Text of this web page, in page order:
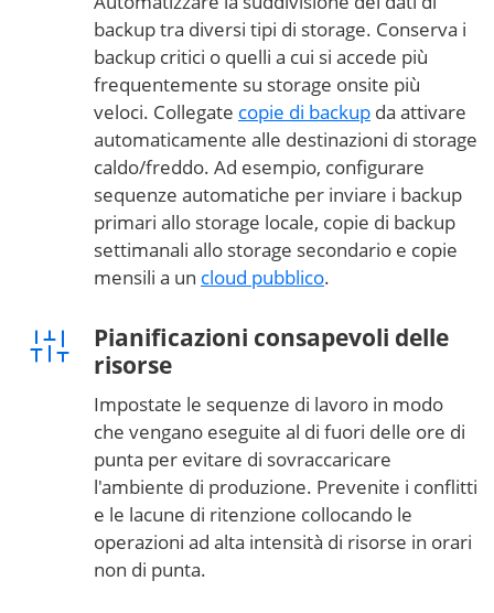
backup tra diversi tipi di storage. Conserva i
backup critici o quelli a cui si accede più
frequentemente su storage onsite più
veloci. Collegate copie di backup da attivare
automaticamente alle destinazioni di storage
caldo/freddo. Ad esempio, configurare
sequenze automatiche per inviare i backup
primari allo storage locale, copie di backup
settimanali allo storage secondario e copie
mensili a un cloud pubblico.
Pianificazioni consapevoli delle
risorse
Impostate le sequenze di lavoro in modo
che vengano eseguite al di fuori delle ore di
punta per evitare di sovraccaricare
l'ambiente di produzione. Prevenite i conflitti
e le lacune di ritenzione collocando le
operazioni ad alta intensità di risorse in orari
non di punta.